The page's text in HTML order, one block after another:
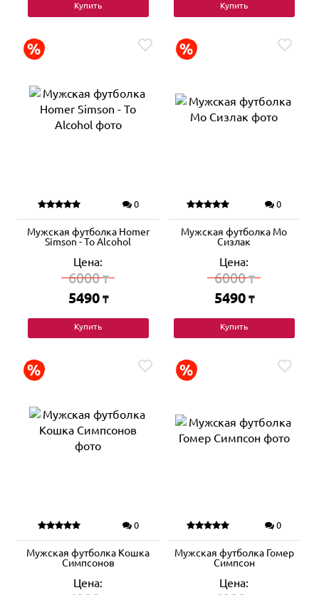
Купить Купить
0
Мужская футболка Homer
Simson - To Alcohol
Цена:
6000₸
5490 ₸
Купить
0
Мужская футболка Мо
Сизлак
Цена:
6000₸
5490 ₸
Купить
0
Мужская футболка Кошка
Симпсонов
Цена:
0
Мужская футболка Гомер
Симпсон
Цена: